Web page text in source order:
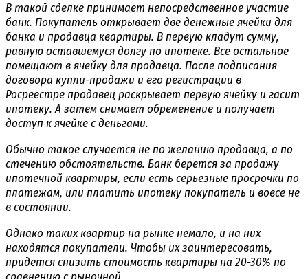
В такой сделке принимает непосредственное участие
банк. Покупатель открывает две денежные ячейки для
банка и продавца квартиры. В первую кладут сумму,
равную оставшемуся долгу по ипотеке. Все остальное
помещают в ячейку для продавца. После подписания
договора купли-продажи и его регистрации в
Росреестре продавец раскрывает первую ячейку и гасит
ипотеку. А затем снимает обременение и получает
доступ к ячейке с деньгами.
Обычно такое случается не по желанию продавца, а по
стечению обстоятельств. Банк берется за продажу
ипотечной квартиры, если есть серьезные просрочки по
платежам, или платить ипотеку покупатель и вовсе не
в состоянии.
Однако таких квартир на рынке немало, и на них
находятся покупатели. Чтобы их заинтересовать,
придется снизить стоимость квартиры на 20-30% по